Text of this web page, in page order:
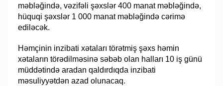
məbləğində, vəzifəli şəxslər 400 manat məbləğində,
hüquqi şəxslər 1 000 manat məbləğində cərimə
ediləcək.
Həmçinin inzibati xətaları törətmiş şəxs həmin
xətaların törədilməsinə səbəb olan halları 10 iş günü
müddətində aradan qaldırdıqda inzibati
məsuliyyətdən azad olunacaq.